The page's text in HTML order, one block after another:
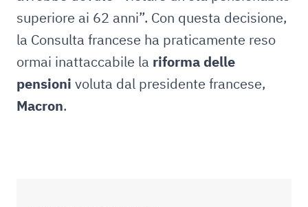
superiore ai 62 anni”. Con questa decisione,
la Consulta francese ha praticamente reso
ormai inattaccabile la riforma delle
pensioni voluta dal presidente francese,
Macron.